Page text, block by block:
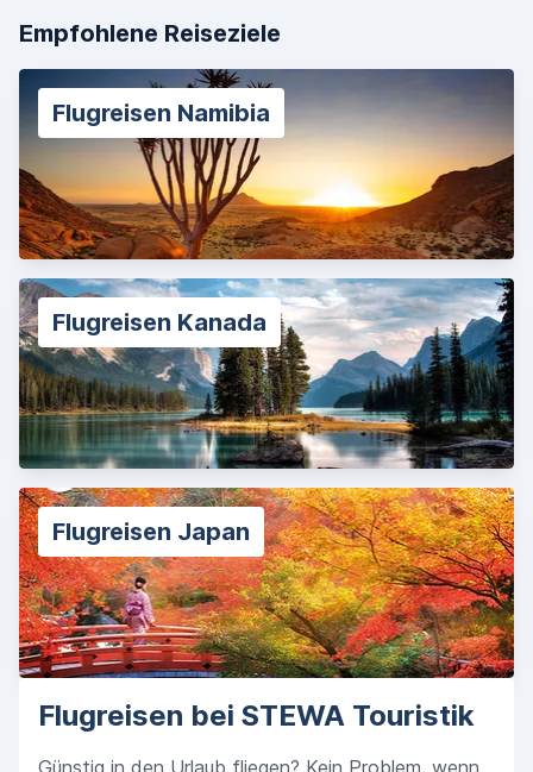
Empfohlene Reiseziele
Flugreisen Namibia
Flugreisen Kanada
Flugreisen Japan
Flugreisen bei STEWA Touristik
Günstig in den Urlaub fliegen? Kein Problem, wenn